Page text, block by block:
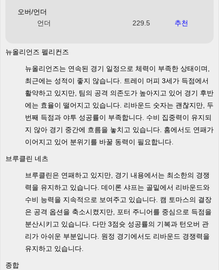
오버/언더
언더
229.5 추천
뉴올리언즈 펠리컨즈
뉴올리언즈는 연속된 경기 일정으로 체력이 부족한 상태이며,
최근에는 성적이 좋지 않습니다. 트레이 머피 3세가 득점에서
활약하고 있지만, 팀의 공격 의존도가 높아지고 있어 경기 후반
에는 효율이 떨어지고 있습니다. 리바운드 숫자는 괜찮지만, 두
번째 득점과 야투 성공률이 부족합니다. 수비 집중력이 유지되
지 않아 경기 중간에 흐름을 놓치고 있습니다. 홈에서도 연패가
이어지고 있어 분위기를 바꿀 동력이 필요합니다.
브루클린 네츠
브루클린은 연패하고 있지만, 경기 내용에서는 최소한의 경쟁
력을 유지하고 있습니다. 데이론 샤프는 골밑에서 리바운드와
수비 능력을 지속적으로 보여주고 있습니다. 캠 토마스의 결장
은 공격 옵션을 축소시켰지만, 포터 주니어를 중심으로 득점을
분산시키고 있습니다. 다만 3점슛 성공률의 기복과 턴오버 관
리가 아쉬운 부분입니다. 원정 경기에서도 리바운드 경쟁력을
유지하고 있습니다.
종합